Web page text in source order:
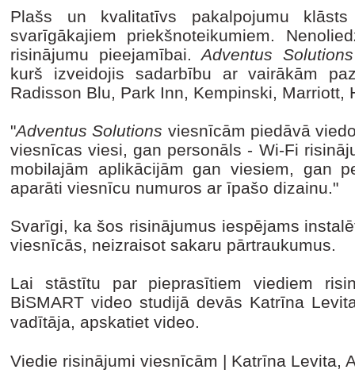
Plašs un kvalitatīvs pakalpojumu
svarīgākajiem priekšnoteikumiem.
risinājumu pieejamībai.Adventus Solutions
kurš izveidojis sadarbību ar vairākām
Radisson Blu, Park Inn, Kempinski, Marriott,
"Adventus Solutions viesnīcām piedāvā
viesnīcas viesi, gan personāls - Wi-Fi
mobilajām aplikācijām gan viesiem, gan
aparāti viesnīcu numuros ar īpašo dizainu."
Svarīgi, ka šos risinājumus iespējams
viesnīcās, neizraisot sakaru pārtraukumus.
Lai stāstītu par pieprasītiem viediem
BiSMART video studijā devās Katrīna
vadītāja, apskatiet video.
Viedie risinājumi viesnīcām | Katrīna Levita,